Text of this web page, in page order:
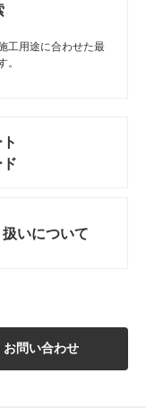
工用途に合わせた最
いについて
お問い合わせ